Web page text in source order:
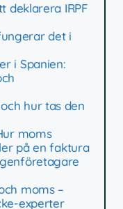
deklarera IRPF
det i
i Spanien:
hur tas den
moms
på en faktura
moms –
experter